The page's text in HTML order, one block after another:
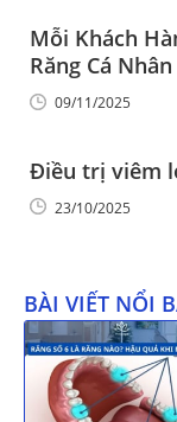
Mỗi Khách
Răng Cá
09/11/2025
Điều trị viêm
23/10/2025
BÀI VIẾT NỔI